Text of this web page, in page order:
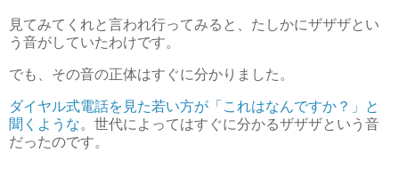
見てみてくれと言われ行ってみると、たしかにザザザとい
う音がしていたわけです。
でも、その音の正体はすぐに分かりました。
ダイヤル式電話を見た若い方が「これはなんですか？」と
聞くような。世代によってはすぐに分かるザザザという音
だったのです。